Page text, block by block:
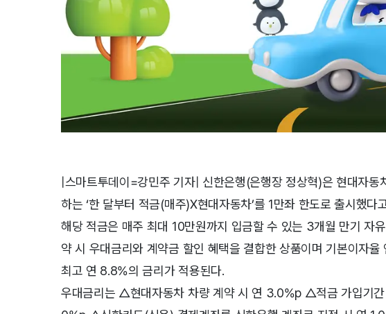
|스마트투데이=강민주 기자| 신한은행(은행장 정상혁)은 현대자
하는 ‘한 달부터 적금(매주)X현대자동차’를 1만좌 한도로 출시했다
해당 적금은 매주 최대 10만원까지 입금할 수 있는 3개월 만기 자
약 시 우대금리와 계약금 할인 혜택을 결합한 상품이며 기본이자
최고 연 8.8%의 금리가 적용된다.
우대금리는 △현대자동차 차량 계약 시 연 3.0%p △적금 가입기